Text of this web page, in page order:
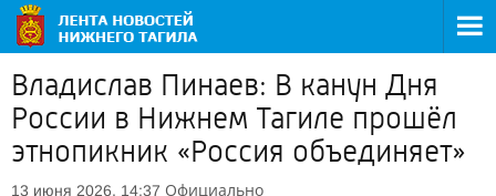
Владислав Пинаев: В канун Дня
России в Нижнем Тагиле прошёл
этнопикник «Россия объединяет»
13 июня 2026, 14:37 Официально